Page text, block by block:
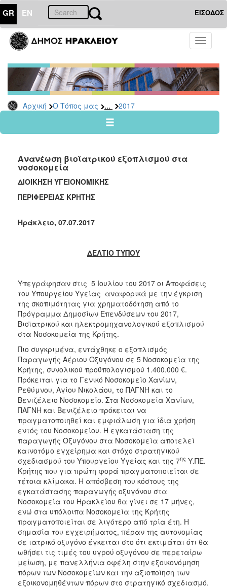
GR EN ΕΙΣΟΔΟΣ
Toggle
Αρχική Ο Τόπος μας ... 2017
ΤΟΠΟΣ
ΜΑΣ
Ανακοινώσεις
Αρχείο
2026
2024
2022
2021
2020
2018
2012
2011
ΔΗΜΟΣ
ΠΟΛΙΤΙΣΜΟΣ
ΑΝΘΕΚΤΙΚΗ
ΠΟΛΗ
Ανανέωση βιοϊατρικού εξοπλισμού στα
νοσοκομεία
ΔΙΟΙΚΗΣΗ ΥΓΕΙΟΝΟΜΙΚΗΣ
ΠΕΡΙΦΕΡΕΙΑΣ ΚΡΗΤΗΣ
Ηράκλειο, 07.07.2017
ΔΕΛΤΙΟ ΤΥΠΟΥ
Υπεγράφησαν στις 5 Ιουλίου του 2017 οι Αποφάσεις
του Υπουργείου Υγείας αναφορικά με την έγκριση
της σκοπιμότητας για χρηματοδότηση από το
Πρόγραμμα Δημοσίων Επενδύσεων του 2017,
Βιοϊατρικού και ηλεκτρομηχανολογικού εξοπλισμού
στα Νοσοκομεία της Κρήτης.
Πιο συγκριμένα, εντάχθηκε ο εξοπλισμός
Παραγωγής Αέριου Οξυγόνου σε 5 Νοσοκομεία της
Κρήτης, συνολικού προϋπολογισμού 1.400.000 €.
Πρόκειται για το Γενικό Νοσοκομείο Χανίων,
Ρεθύμνου, Αγίου Νικολάου, το ΠΑΓΝΗ και το
Βενιζέλειο Νοσοκομείο. Στα Νοσοκομεία Χανίων,
ΠΑΓΝΗ και Βενιζέλειο πρόκειται να
πραγματοποιηθεί και εμφιάλωση για ίδια χρήση
εντός του Νοσοκομείου. Η εγκατάσταση της
παραγωγής Οξυγόνου στα Νοσοκομεία αποτελεί
καινοτόμο εγχείρημα και στόχο στρατηγικού
σχεδιασμού του Υπουργείου Υγείας και της 7ης Υ.ΠΕ.
Κρήτης που για πρώτη φορά πραγματοποιείται σε
τέτοια κλίμακα. Η απόσβεση του κόστους της
εγκατάστασης παραγωγής οξυγόνου στα
Νοσοκομεία του Ηρακλείου θα γίνει σε 17 μήνες,
ενώ στα υπόλοιπα Νοσοκομεία της Κρήτης
πραγματοποιείται σε λιγότερο από τρία έτη. Η
σημασία του εγχειρήματος, πέραν της αυτονομίας
σε ιατρικό οξυγόνο έγκειται στο ότι εκτιμάται ότι θα
ωθήσει τις τιμές του υγρού οξυγόνου σε περεταίρω
μείωση, με πανελλήνια οφέλη στην εξοικονόμηση
πόρων των Νοσοκομείων και την αξιοποίηση των
εξοικονομηθέντων πόρων στο στρατηγικό σχεδιασμό.